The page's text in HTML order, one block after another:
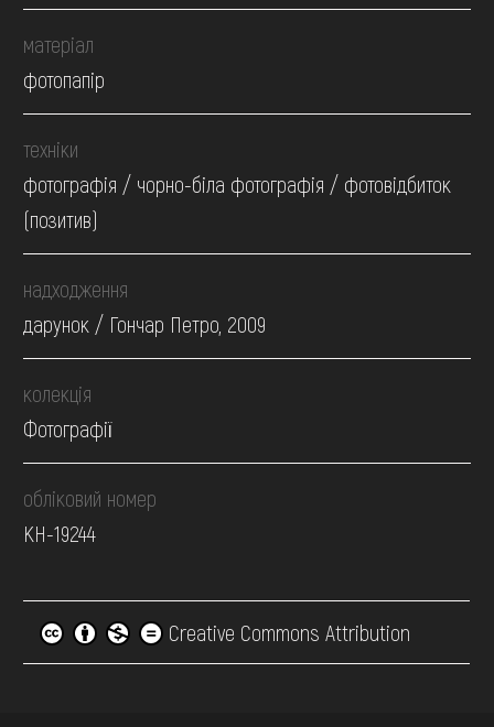
матеріал
фотопапір
техніки
фотографія / чорно-біла фотографія / фотовідбиток
(позитив)
надходження
дарунок / Гончар Петро, 2009
колекція
Фотографії
обліковий номер
КН-19244
Creative Commons Attribution